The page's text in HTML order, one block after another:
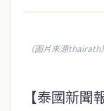
（圖片來源thairath）
【泰國新